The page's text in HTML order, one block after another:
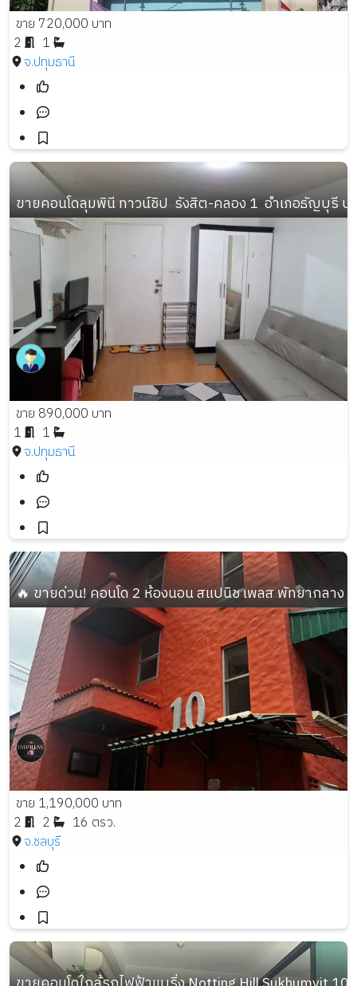
ขาย 720,000 บาท
2
1
จ.ปทุมธานี
ขายคอนโดลุมพินี ทาวน์ชิป  รังสิต-คลอง 1  อำเภอธัญบุรี
ขาย 890,000 บาท
1
1
จ.ปทุมธานี
🔥 ขายด่วน! คอนโด 2 ห้องนอน สแปนิช เพลส พัทยากลาง
ขาย 1,190,000 บาท
2
2
16 ตรว.
จ.ชลบุรี